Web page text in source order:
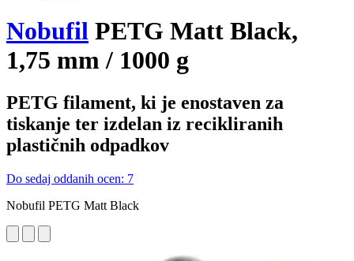
Nobufil PETG Matt Black,
1,75 mm / 1000 g
PETG filament, ki je enostaven za
tiskanje ter izdelan iz recikliranih
plastičnih odpadkov
Do sedaj oddanih ocen: 7
Nobufil PETG Matt Black